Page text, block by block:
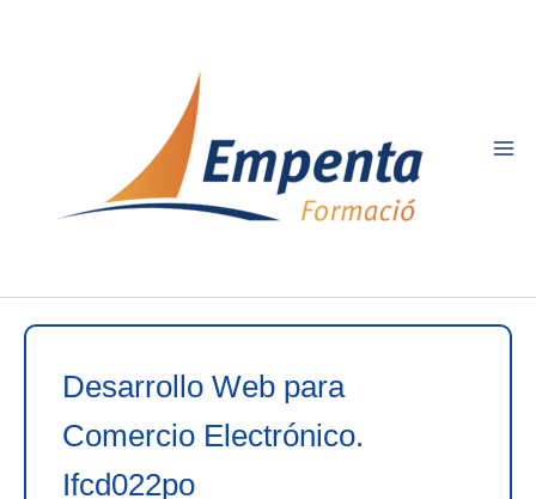
Desarrollo Web para
Comercio Electrónico.
Ifcd022po